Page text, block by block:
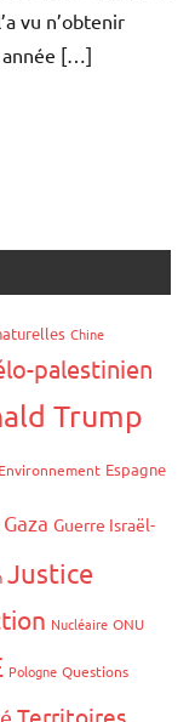
vu n’obtenir
année […]
Chine
palestinien
Trump
Environnement Espagne
Gaza Guerre Israël-
Justice
Nucléaire ONU
Pologne Questions
Territoires